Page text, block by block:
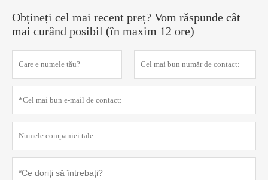
Obțineți cel mai recent preț? Vom răspunde cât
mai curând posibil (în maxim 12 ore)